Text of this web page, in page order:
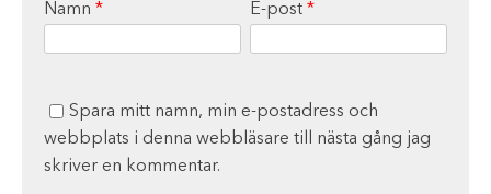
Namn * E-post *
Spara mitt namn, min e-postadress och
webbplats i denna webbläsare till nästa gång jag
skriver en kommentar.